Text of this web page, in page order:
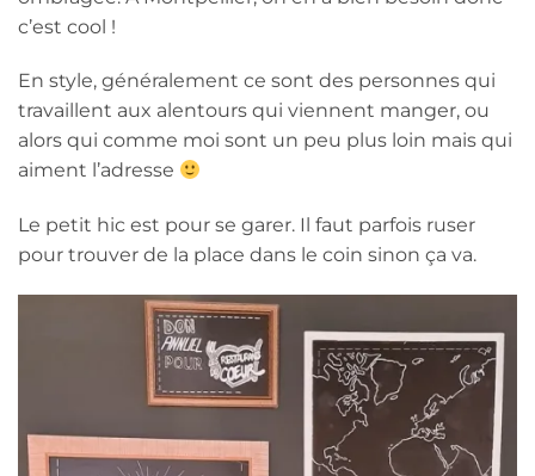
c’est cool !
En style, généralement ce sont des personnes qui
travaillent aux alentours qui viennent manger, ou
alors qui comme moi sont un peu plus loin mais qui
aiment l’adresse
Le petit hic est pour se garer. Il faut parfois ruser
pour trouver de la place dans le coin sinon ça va.